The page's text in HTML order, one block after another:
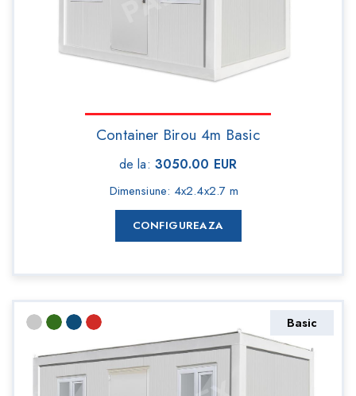
Container Birou 4m Basic
de la: 3050.00 EUR
Dimensiune: 4x2.4x2.7 m
CONFIGUREAZA
Basic